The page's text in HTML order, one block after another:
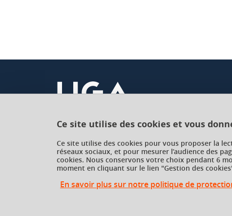
Ce site utilise des cookies et vous
Ce site utilise des cookies pour vous proposer la
réseaux sociaux, et pour mesurer l’audience des
cookies. Nous conservons votre choix pendant 6
moment en cliquant sur le lien "Gestion des
En savoir plus sur notre politique de
Université Grenoble Alpes
621 avenue Centrale
38400 Saint-Martin-d'Hères
France